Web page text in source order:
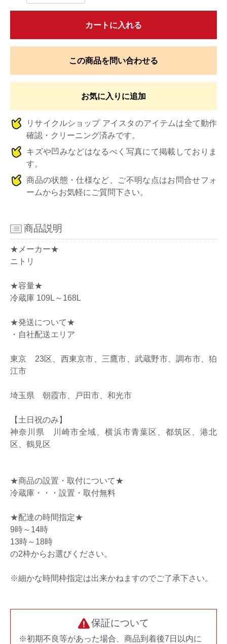
カートに入れる
この商品を問い合わせる
お気に入りに追加
リサイクルショップ アイスタのアイテムは全て動作
確認・クリーニング済みです。
キズや凹みなどはなるべく写真にて掲載しておりま
す。
商品の状態・仕様など、ご不明な点はお問合せフォ
ームからお気軽にご質問下さい。
商品説明
★メーカー★
ニトリ
★容量★
冷蔵庫 109L～168L
★発送について★
・自社配送エリア
東京 23区、西東京市、三鷹市、武蔵野市、調布市、狛
江市
埼玉県 朝霞市、戸田市、和光市
【土日祝のみ】
神奈川県 川崎市全域、横浜市青葉区、都筑区、港北
区、鶴見区
★商品の設置・取付について★
冷蔵庫・・・設置・取付無料
★配達の時間指定★
9時～14時
13時～18時
の2枠からお選びください。
※細かな時間枠指定は出来かねますのでご了承下さい。
保証について
※初期不良等があった場合、商品到着後7日以内に